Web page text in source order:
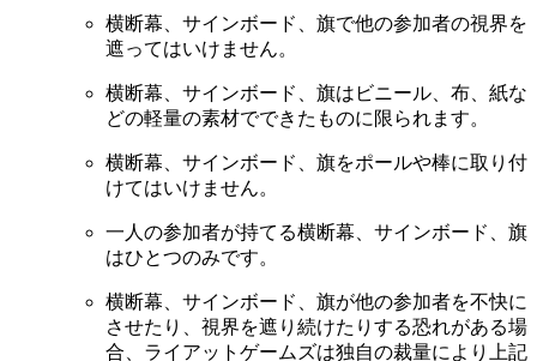
横断幕、サインボード、旗で他の参加者の視界を
遮ってはいけません。
横断幕、サインボード、旗はビニール、布、紙な
どの軽量の素材でできたものに限られます。
横断幕、サインボード、旗をポールや棒に取り付
けてはいけません。
一人の参加者が持てる横断幕、サインボード、旗
はひとつのみです。
横断幕、サインボード、旗が他の参加者を不快に
させたり、視界を遮り続けたりする恐れがある場
合、ライアットゲームズは独自の裁量により上記